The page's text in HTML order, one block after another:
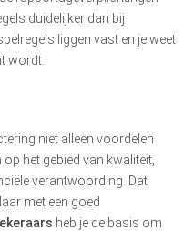
duidelijker dan bij
liggen vast en je weet
wordt.
niet alleen voordelen
het gebied van kwaliteit,
verantwoording. Dat
met een goed
heb je de basis om